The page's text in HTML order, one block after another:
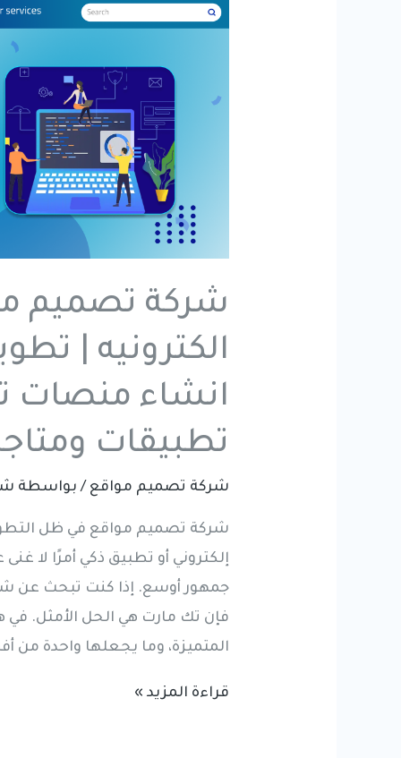
شركة تصميم
الكترونيه |
انشاء منصات
تطبيقات ومتاجر
شركة تصميم مواقع / بواسطة
شركة تصميم مواقع في ظل
إلكتروني أو تطبيق ذكي أمرًا لا
جمهور أوسع. إذا كنت تبحث عن
فإن تك مارت هي الحل الأمثل.
المتميزة، وما يجعلها واحدة من
شركة
قراءة المزيد »